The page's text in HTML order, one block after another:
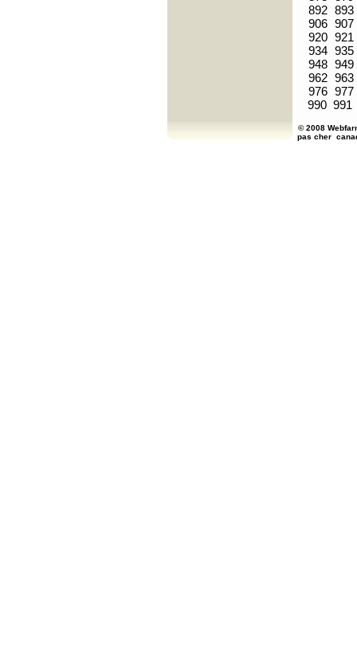
892 893
906 907
920 921
934 935
948 949
962 963
976 977
990 991
© 2008
pas cher